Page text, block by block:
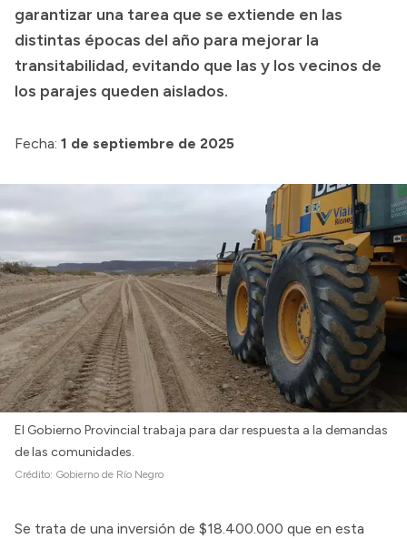
Consulta de expedientes
garantizar una tarea que se extiende en las
distintas épocas del año para mejorar la
transitabilidad, evitando que las y los vecinos de
los parajes queden aislados.
Fecha: 1 de septiembre de 2025
El Gobierno Provincial trabaja para dar respuesta a la demandas
de las comunidades.
Crédito: Gobierno de Río Negro
Se trata de una inversión de $18.400.000 que en esta